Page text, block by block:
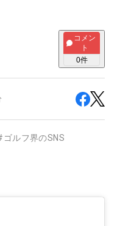
コメン
ト
0件
ゴルフ界のSNS